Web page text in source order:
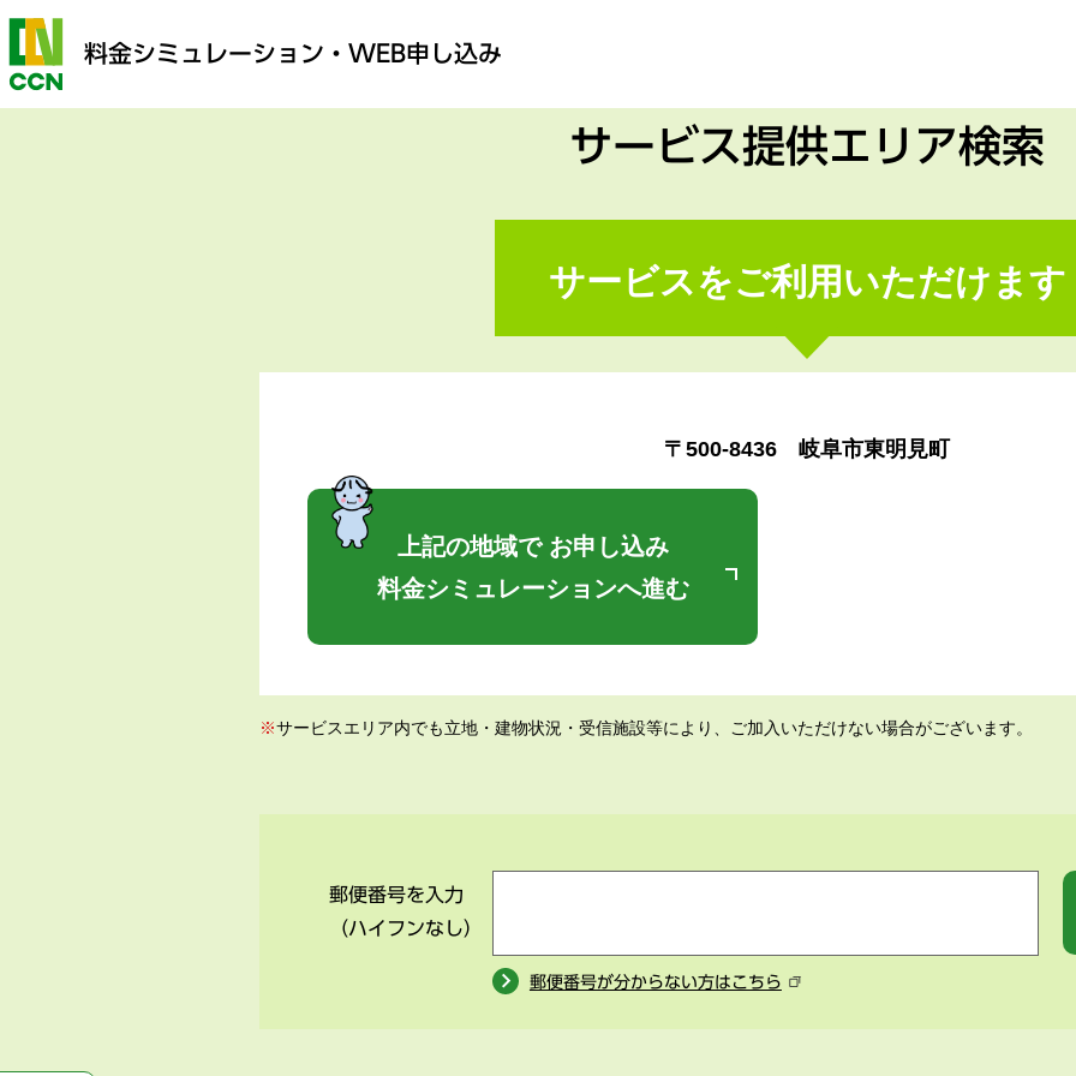
料金シミュレーション ・WEB申し込み
サービス提供エリア検索
サービスをご利用いただけます
〒500-8436 岐阜市東明見町
上記の地域で お申し込み
料金シミュレーションへ進む
※サービスエリア内でも立地・建物状況・受信施設等により、ご加入いただけない場合がございます。
郵便番号を入力
（ハイフンなし）
郵便番号が分からない方はこちら